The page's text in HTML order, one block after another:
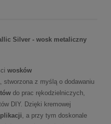
Silver - wosk metaliczny
wosków
, stworzona z myślą o dodawaniu
do prac rękodzielniczych,
DIY. Dzięki kremowej
, a przy tym doskonale